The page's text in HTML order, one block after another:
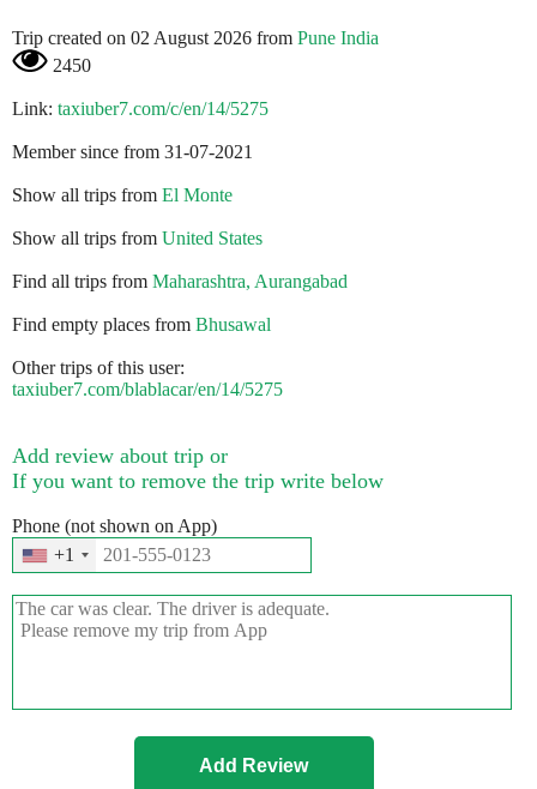
Trip created on 02 August 2026 from Pune India
2450
Link: taxiuber7.com/c/en/14/5275
Member since from 31-07-2021
Show all trips from El Monte
Show all trips from United States
Find all trips from Maharashtra, Aurangabad
Find empty places from Bhusawal
Other trips of this user:
taxiuber7.com/blablacar/en/14/5275
Add review about trip or
If you want to remove the trip write below
Phone (not shown on App)
+1